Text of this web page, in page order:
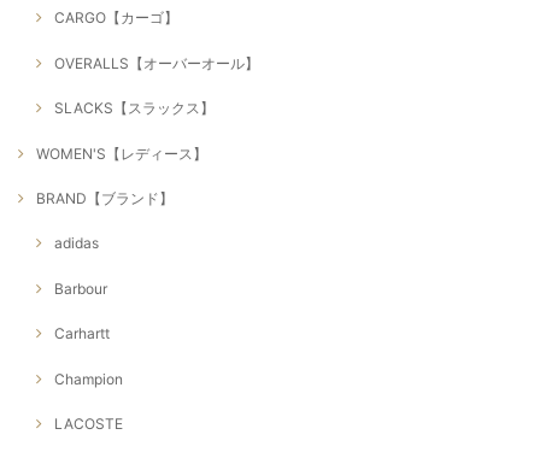
CARGO【カーゴ】
OVERALLS【オーバーオール】
SLACKS【スラックス】
WOMEN'S【レディース】
BRAND【ブランド】
adidas
Barbour
Carhartt
Champion
LACOSTE